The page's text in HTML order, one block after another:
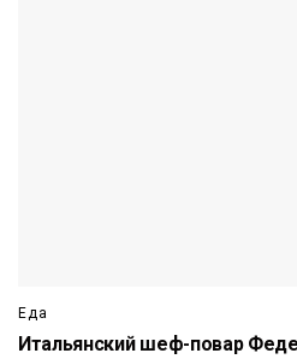
Еда
Итальянский шеф-повар